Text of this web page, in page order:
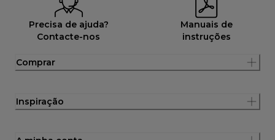
Precisa de ajuda?
Contacte-nos
Manuais de
instruções
Comprar
Inspiração